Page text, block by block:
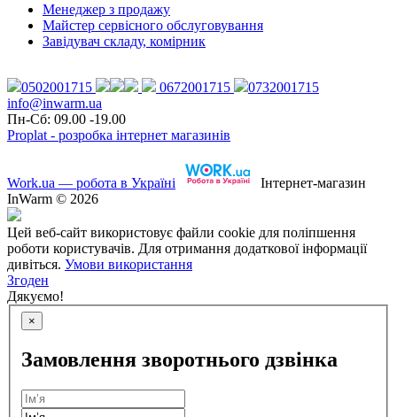
Менеджер з продажу
Майстер сервісного обслуговування
Завідувач складу, комірник
0502001715 0672001715
0732001715
info@inwarm.ua
Пн-Сб: 09.00 -19.00
Proplat - розробка інтернет магазинів
Work.ua — робота в Україні
Інтернет-магазин
InWarm © 2026
Цей веб-сайт використовує файли cookie для поліпшення
роботи користувачів. Для отримання додаткової інформації
дивіться. Умови використання
Згоден
Дякуємо!
×
Замовлення зворотнього дзвінка